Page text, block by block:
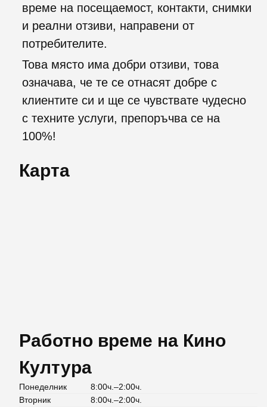
време на посещаемост, контакти, снимки
и реални отзиви, направени от
потребителите.
Това място има добри отзиви, това
означава, че те се отнасят добре с
клиентите си и ще се чувствате чудесно
с техните услуги, препоръчва се на
100%!
Карта
Работно време на Кино
Култура
Понеделник
8:00ч.–2:00ч.
Вторник
8:00ч.–2:00ч.